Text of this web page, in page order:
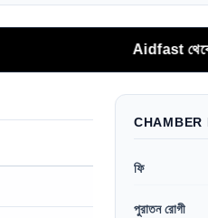
Aidfast থেকে সরাসরি
CHAMBER
ফি
পুরাতন রোগী